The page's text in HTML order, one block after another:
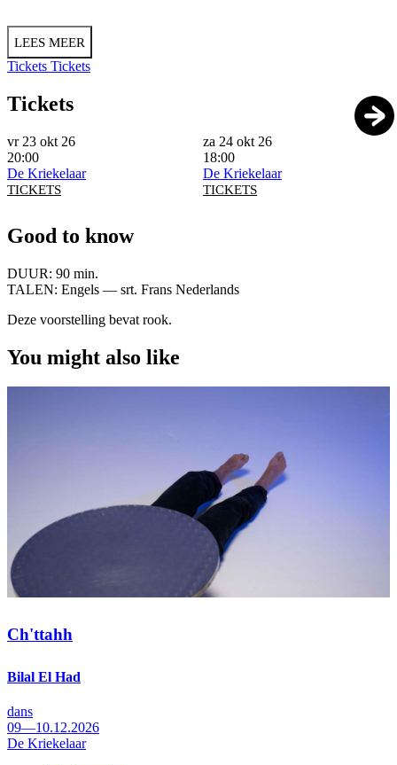
LEES MEER
Tickets Tickets
Tickets
vr 23 okt 26
20:00
De Kriekelaar
TICKETS
za 24 okt 26
18:00
De Kriekelaar
TICKETS
Good to know
DUUR: 90 min.
TALEN: Engels — srt. Frans Nederlands
Deze voorstelling bevat rook.
You might also like
Ch'ttahh
Bilal El Had
dans
09—10.12.2026
De Kriekelaar